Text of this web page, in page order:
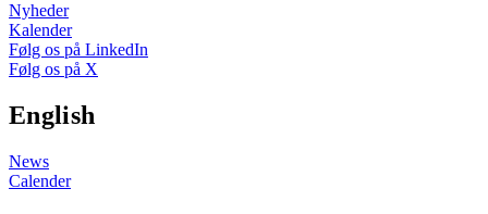
Nyheder
Kalender
Følg os på LinkedIn
Følg os på X
English
News
Calender